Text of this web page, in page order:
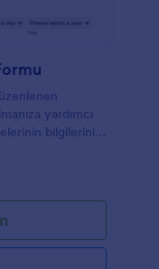
yardımcı
bilgilerini
bu